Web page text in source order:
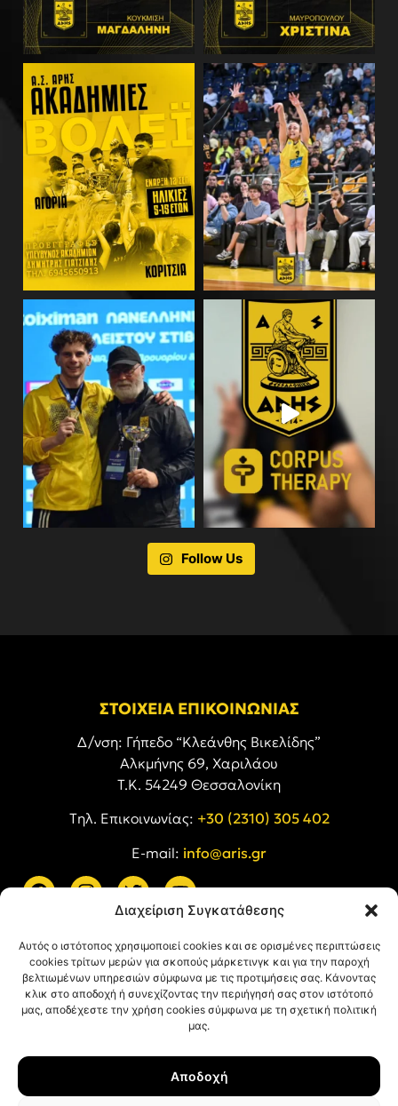
Διαχείριση Συγκατάθεσης
Αυτός ο ιστότοπος χρησιμοποιεί cookies και σε ορισμένες περιπτώσεις
cookies τρίτων μερών για σκοπούς μάρκετινγκ και για την παροχή
βελτιωμένων υπηρεσιών σύμφωνα με τις προτιμήσεις σας. Κάνοντας
κλικ στο αποδοχή ή συνεχίζοντας την περιήγησή σας στον ιστότοπό
μας, αποδέχεστε την χρήση cookies σύμφωνα με τη σχετική πολιτική
μας.
Αποδοχή
Follow Us
ΣΤΟΙΧΕΙΑ ΕΠΙΚΟΙΝΩΝΙΑΣ
Δ/νση: Γήπεδο “Κλεάνθης Βικελίδης”
Αλκμήνης 69, Χαριλάου
Τ.Κ. 54249 Θεσσαλονίκη
Tηλ. Επικοινωνίας: +30 (2310) 305 402
E-mail: info@aris.gr
Όροι Χρήσης